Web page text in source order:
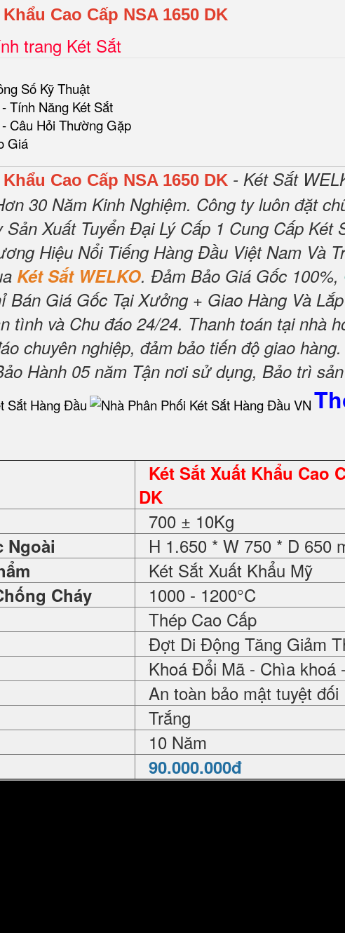
Cao Cấp NSA 1650 DK
trang Két Sắt
Số Kỹ Thuật
Tính Năng Két Sắt
Câu Hỏi Thường Gặp
Giá
Cao Cấp NSA 1650 DK - Két Sắt
30 Năm Kinh Nghiệm. Công ty luôn đặt
Sản Xuất Tuyển Đại Lý Cấp 1 Cung Cấp Két
Hiệu Nổi Tiếng Hàng Đầu Việt Nam Và
Két Sắt WELKO. Đảm Bảo Giá Gốc 100%,
Bán Giá Gốc Tại Xưởng + Giao Hàng Và
tình và Chu đáo 24/24. Thanh toán tại nhà
chuyên nghiệp, đảm bảo tiến độ giao hàng.
Hành 05 năm Tận nơi sử dụng, Bảo trì
Két Sắt Xuất Khẩu Cao
DK
700 ± 10Kg
Ngoài H 1.650 * W 750 * D 650
Két Sắt Xuất Khẩu Mỹ
Cháy 1000 - 1200°C
Thép Cao Cấp
Đợt Di Động Tăng Giảm
Khoá Đổi Mã - Chìa khoá
An toàn bảo mật tuyệt đối
Trắng
10 Năm
90.000.000đ